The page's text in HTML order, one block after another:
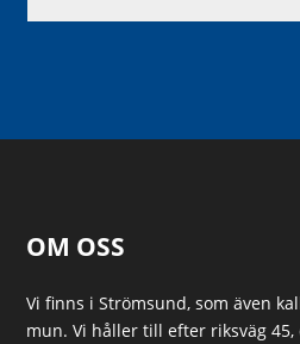
OM OSS
Vi finns i Strömsund, som även
mun. Vi håller till efter riksväg 45,